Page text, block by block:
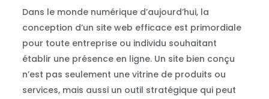
Dans le monde numérique d’aujourd’hui, la
conception d’un site web efficace est primordiale
pour toute entreprise ou individu souhaitant
établir une présence en ligne. Un site bien conçu
n’est pas seulement une vitrine de produits ou
services, mais aussi un outil stratégique qui peut